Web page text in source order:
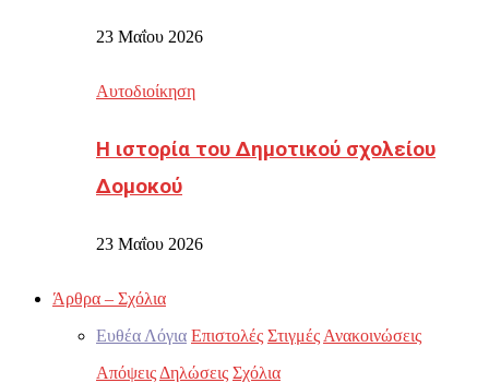
23 Μαΐου 2026
Αυτοδιοίκηση
Η ιστορία του Δημοτικού σχολείου
Δομοκού
23 Μαΐου 2026
Άρθρα – Σχόλια
Ευθέα Λόγια Επιστολές Στιγμές Ανακοινώσεις
Απόψεις Δηλώσεις Σχόλια